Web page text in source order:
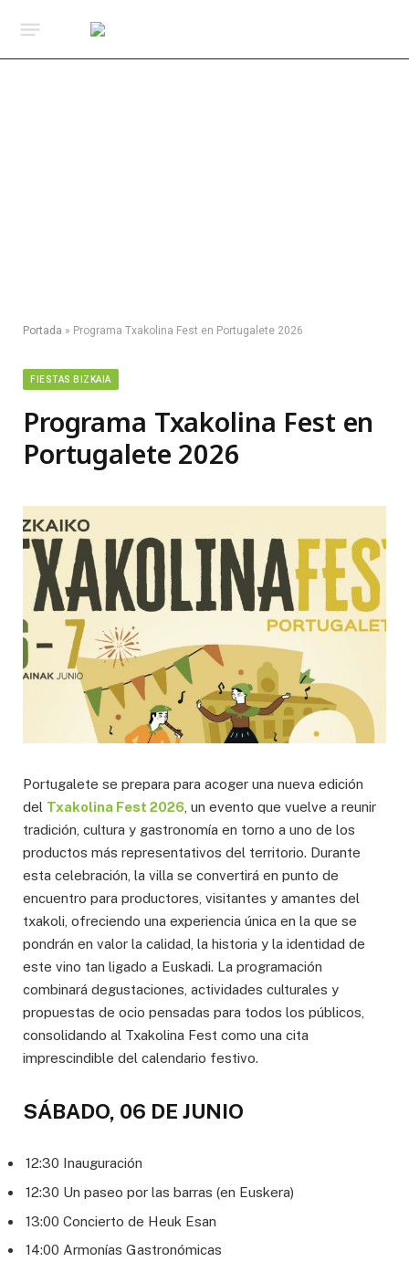
Portada » Programa Txakolina Fest en Portugalete 2026
FIESTAS BIZKAIA
Programa Txakolina Fest en
Portugalete 2026
Portugalete se prepara para acoger una nueva edición
del Txakolina Fest 2026 , un evento que vuelve a reunir
tradición, cultura y gastronomía en torno a uno de los
productos más representativos del territorio. Durante
esta celebración, la villa se convertirá en punto de
encuentro para productores, visitantes y amantes del
txakoli, ofreciendo una experiencia única en la que se
pondrán en valor la calidad, la historia y la identidad de
este vino tan ligado a Euskadi. La programación
combinará degustaciones, actividades culturales y
propuestas de ocio pensadas para todos los públicos,
consolidando al Txakolina Fest como una cita
imprescindible del calendario festivo.
SÁBADO, 06 DE JUNIO
12:30 Inauguración
12:30 Un paseo por las barras (en Euskera)
13:00 Concierto de Heuk Esan
14:00 Armonías Gastronómicas